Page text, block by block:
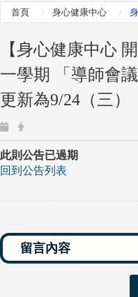
首頁 身心健康中心
【身心健康中心
一學期 「導師會
更新為9/24（三）
此則公告已過期
回到公告列表